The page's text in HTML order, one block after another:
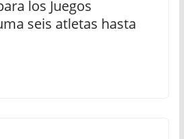
los Juegos
seis atletas hasta